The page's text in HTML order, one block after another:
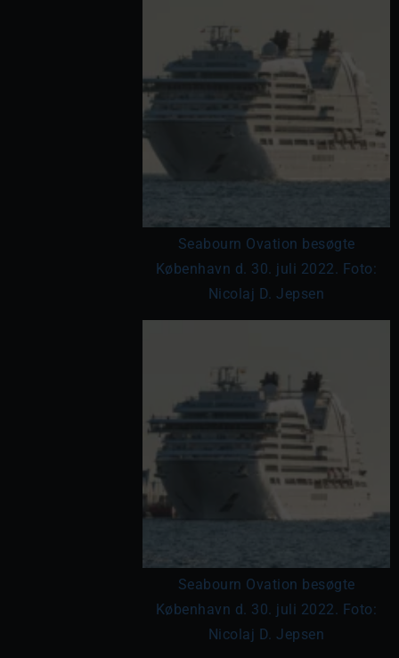
Seabourn Ovation besøgte
København d. 30. juli 2022. Foto:
Nicolaj D. Jepsen
Seabourn Ovation besøgte
København d. 30. juli 2022. Foto:
Nicolaj D. Jepsen